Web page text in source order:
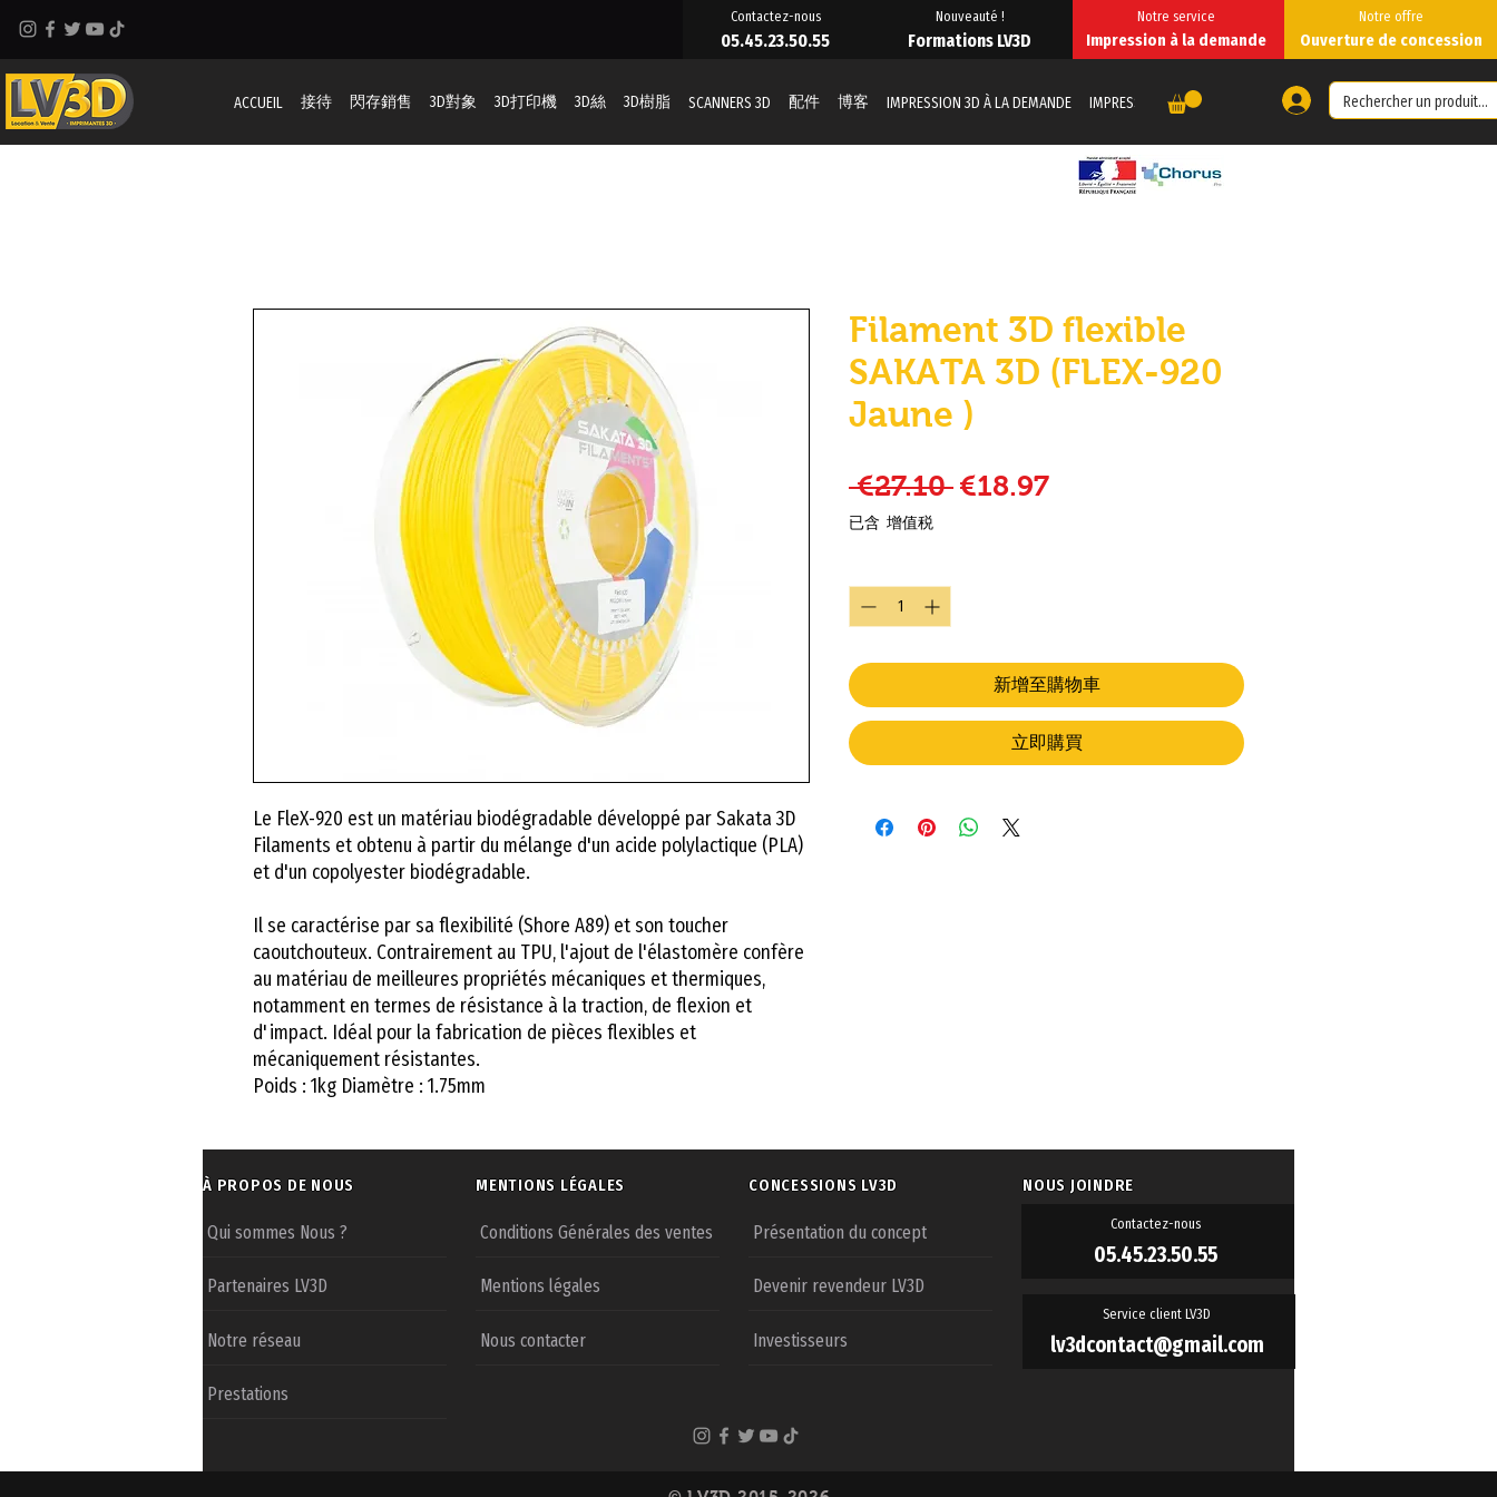
05.45.23.50.55
Contactez-nous
Formations LV3D
Nouveauté !
Impression à la demande
Notre service
Ouverture de concession
Notre offre
ACCUEIL 接待 閃存銷售 3D對象 3D打印機 3D絲 3D樹脂 SCANNERS 3D 配件 博客 IMPRESSION 3D À LA DEMANDE IMPRESSION À LA DEMANDE Forum 夥伴 Copie de
Le FleX-920 est un matériau biodégradable développé par Sakata 3D
Filaments et obtenu à partir du mélange d'un acide polylactique (PLA)
et d'un copolyester biodégradable.
Il se caractérise par sa flexibilité (Shore A89) et son toucher
caoutchouteux. Contrairement au TPU, l'ajout de l'élastomère confère
au matériau de meilleures propriétés mécaniques et thermiques,
notamment en termes de résistance à la traction, de flexion et
d'impact. Idéal pour la fabrication de pièces flexibles et
mécaniquement résistantes.
Poids : 1kg Diamètre : 1.75mm
Filament 3D flexible
SAKATA 3D (FLEX-920
Jaune )
€27.10 一般價格
€18.97促銷價格
已含 增值税
新增至購物車
立即購買
À PROPOS DE NOUS
Qui sommes Nous ?
Partenaires LV3D
Notre réseau
Prestations
MENTIONS LÉGALES
Conditions Générales des ventes
Mentions légales
Nous contacter
CONCESSIONS LV3D
Présentation du concept
Devenir revendeur LV3D
Investisseurs
NOUS JOINDRE
Contactez-nous
05.45.23.50.55
Service client LV3D
lv3dcontact@gmail.com